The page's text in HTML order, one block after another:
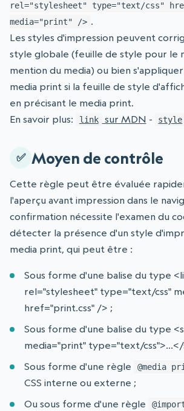
rel="stylesheet" type="text/css"
media="print" /> .
Les styles d'impression peuvent
style globale (feuille de style pour le
mention du media) ou bien
media print si la feuille de style
en précisant le media print.
En savoir plus:
link sur MDN - style
Moyen de contrôle
Cette règle peut être évaluée
l'aperçu avant impression dans le
confirmation nécessite l'examen du
détecter la présence d'un style
media print, qui peut être :
Sous forme d'une balise du type
rel="stylesheet" type="text/css"
href="print.css" /> ;
Sous forme d'une balise du type
media="print" type="text/
Sous forme d'une règle
@media
CSS interne ou externe ;
Ou sous forme d'une règle